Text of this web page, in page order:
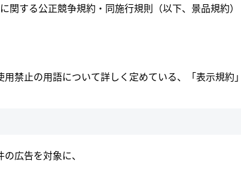
関する公正競争規約・同施行規則（以下、景品規約）
禁止の用語について詳しく定めている、「表示規約
広告を対象に、